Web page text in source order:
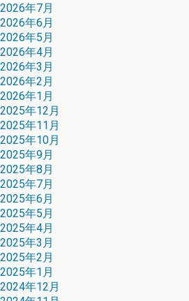
2026年7月
2026年6月
2026年5月
2026年4月
2026年3月
2026年2月
2026年1月
2025年12月
2025年11月
2025年10月
2025年9月
2025年8月
2025年7月
2025年6月
2025年5月
2025年4月
2025年3月
2025年2月
2025年1月
2024年12月